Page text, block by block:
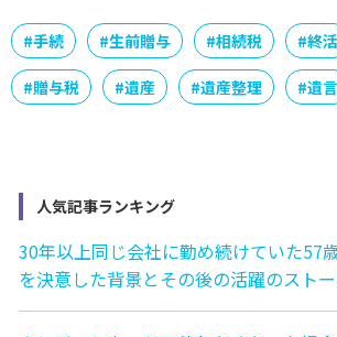
#手続 #生前贈与 #相続税 #終活
#贈与税 #遺産 #遺産整理 #遺言
人気記事ランキング
30年以上同じ会社に勤め続けていた57
を決意した背景とその後の活躍のスト